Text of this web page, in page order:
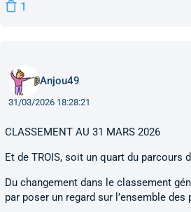
1
Anjou49
31/03/2026 18:28:21
CLASSEMENT AU 31 MARS 2026
Et de TROIS, soit un quart du parcours
Du changement dans le classement
par poser un regard sur l’ensemble des